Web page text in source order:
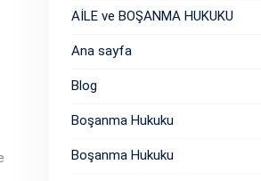
AİLE ve BOŞANMA HUKUKU
Ana sayfa
Blog
Boşanma Hukuku
Boşanma Hukuku